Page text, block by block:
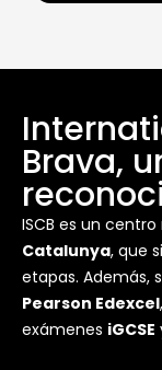
Brava,
ISCB es un
Catalunya, que
etapas. Además,
Pearson Edexcel
exámenes iGCSE